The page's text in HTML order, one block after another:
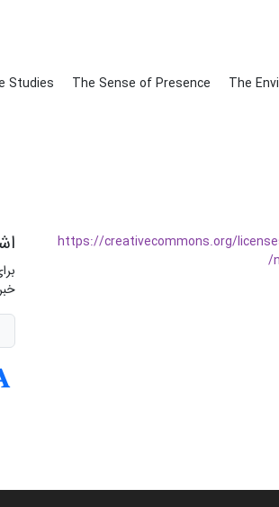
Studies The Sense of Presence The
https://creativecommons.org/